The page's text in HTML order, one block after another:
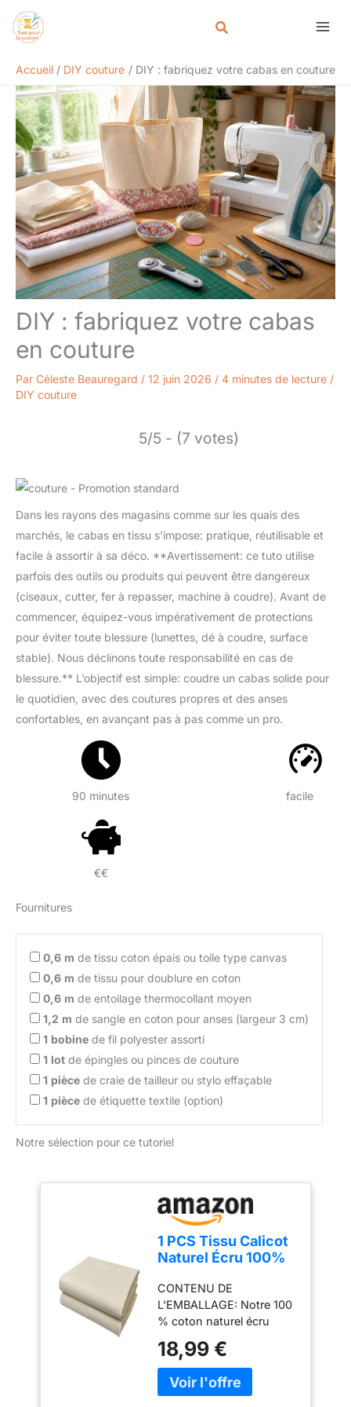
Accueil
DIY couture DIY : fabriquez votre cabas en couture
DIY : fabriquez votre cabas
en couture
Par Céleste Beauregard / 12 juin 2026 / 4 minutes de lecture /
DIY couture
5/5 - (7 votes)
Dans les rayons des magasins comme sur les quais des
marchés, le cabas en tissu s’impose: pratique, réutilisable et
facile à assortir à sa déco. **Avertissement: ce tuto utilise
parfois des outils ou produits qui peuvent être dangereux
(ciseaux, cutter, fer à repasser, machine à coudre). Avant de
commencer, équipez-vous impérativement de protections
pour éviter toute blessure (lunettes, dé à coudre, surface
stable). Nous déclinons toute responsabilité en cas de
blessure.** L’objectif est simple: coudre un cabas solide pour
le quotidien, avec des coutures propres et des anses
confortables, en avançant pas à pas comme un pro.
90 minutes facile
€€
Fournitures
0,6 m de tissu coton épais ou toile type canvas
0,6 m de tissu pour doublure en coton
0,6 m de entoilage thermocollant moyen
1,2 m de sangle en coton pour anses (largeur 3 cm)
1 bobine de fil polyester assorti
1 lot de épingles ou pinces de couture
1 pièce de craie de tailleur ou stylo effaçable
1 pièce de étiquette textile (option)
Notre sélection pour ce tutoriel
1 PCS Tissu Calicot
Naturel Écru 100%
Naturel 2M x 160cm
100% Coton pour
Travaux Manuels au
Mètre Tissu en
Coton Calicot
Résistant à l'usure
pour Coudre
CONTENU DE
L'EMBALLAGE: Notre 100
% coton naturel écru
2 m et d'une largeur de
160 cm,est idéal pour la
confection de vêtements
18,99 €
Rechercher